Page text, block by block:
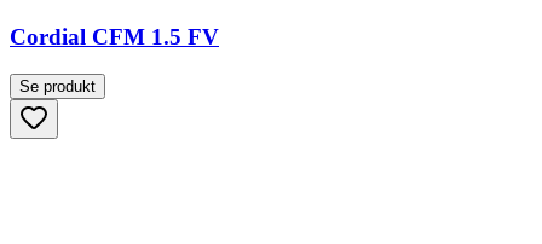
Cordial CFM 1.5 FV
Se produkt